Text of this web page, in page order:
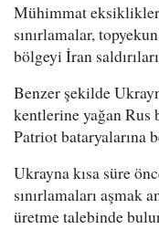
Mühimmat
sınırlamalar,
bölgeyi İran
Benzer şekilde
kentlerine yağan
Patriot bataryalarına
Ukrayna kısa süre
sınırlamaları aşmak
üretme talebinde